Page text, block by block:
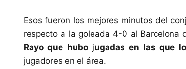
Esos fueron los mejores minutos del
respecto a la goleada 4-0 al Barcelona
Rayo que hubo jugadas en las que
jugadores en el área.